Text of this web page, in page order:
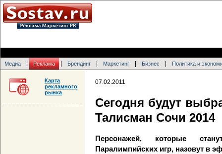
Медиа Реклама Брендинг Маркетинг Бизнес Политика и
07.02.2011
Сегодня будут
Талисман Сочи 2014
Персонажей, которые
Паралимпийских игр, назовут в
Карта
рекламного
рынка